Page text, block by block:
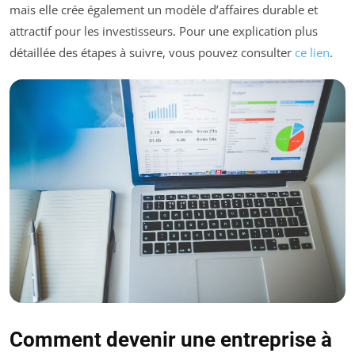
mais elle crée également un modèle d’affaires durable et
attractif pour les investisseurs. Pour une explication plus
détaillée des étapes à suivre, vous pouvez consulter ce lien.
Comment devenir une entreprise à